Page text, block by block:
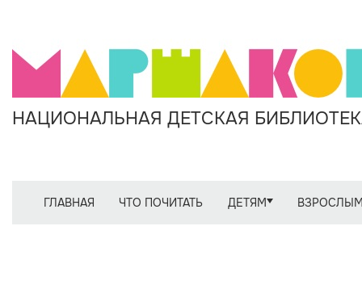
НАЦИОНАЛЬНАЯ ДЕТСКАЯ
ГЛАВНАЯ ЧТО ПОЧИТАТЬ ДЕТЯМ